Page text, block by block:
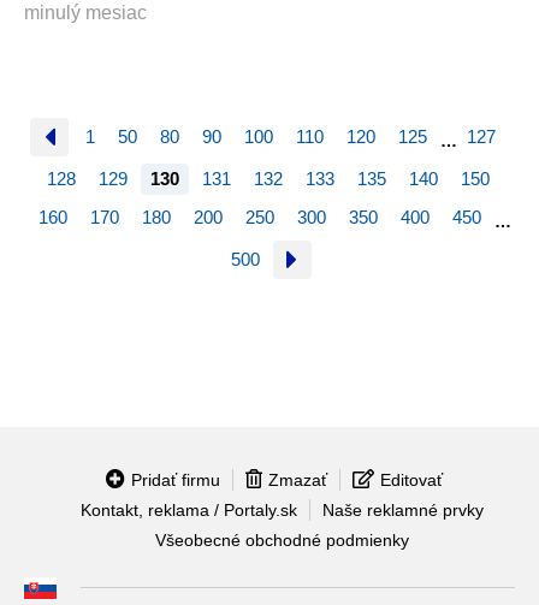
minulý mesiac
1 50 80 90 100 110 120 125 … 127
128 129 130 131 132 133 135 140
150
160
170 180 200 250 300 350 400 450 …
500
Pridať firmu Zmazať
Editovať
Kontakt, reklama / Portaly.sk
Naše reklamné prvky
Všeobecné obchodné podmienky